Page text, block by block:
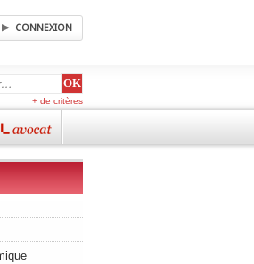
CONNEXION
+ de critères